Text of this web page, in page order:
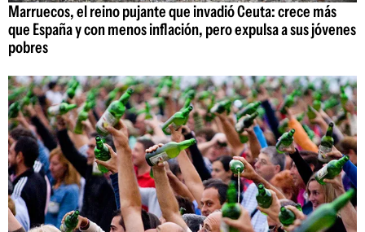
Marruecos, el reino pujante que invadió Ceuta: crece más
que España y con menos inflación, pero expulsa a sus jóvenes
pobres